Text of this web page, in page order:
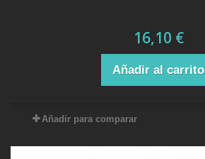
16,10 €
Añadir al carrito
Añadir para comparar